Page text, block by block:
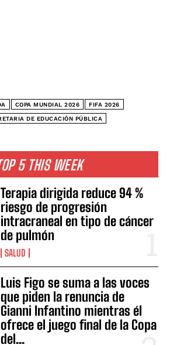
5 THIS WEEK
Terapia dirigida reduce 94 %
riesgo de progresión
intracraneal en tipo de cáncer
de pulmón
SALUD
Luis Figo se suma a las voces
que piden la renuncia de
Gianni Infantino mientras él
ofrece el juego final de la Copa
del...
COPA MUNDIAL 2026 FIFA 2026
DE EDUCACIÓN PÚBLICA